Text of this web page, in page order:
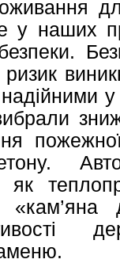
у наших